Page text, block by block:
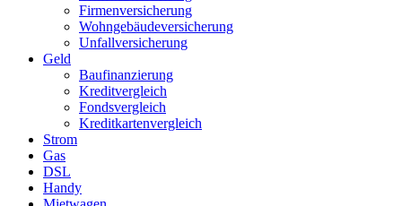
Firmenversicherung
Wohngebäudeversicherung
Unfallversicherung
Geld
Baufinanzierung
Kreditvergleich
Fondsvergleich
Kreditkartenvergleich
Strom
Gas
DSL
Handy